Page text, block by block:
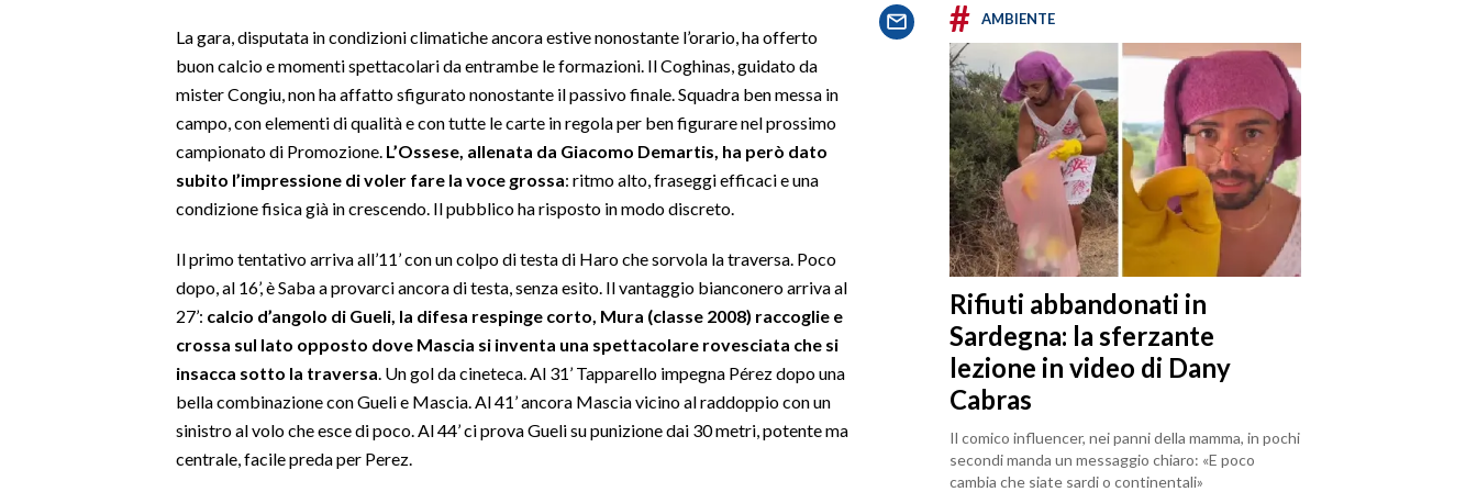
La gara, disputata in condizioni climatiche ancora estive nonostante l’orario, ha offerto
buon calcio e momenti spettacolari da entrambe le formazioni. Il Coghinas, guidato da
mister Congiu, non ha affatto sfigurato nonostante il passivo finale. Squadra ben messa in
campo, con elementi di qualità e con tutte le carte in regola per ben figurare nel prossimo
campionato di Promozione. L’Ossese, allenata da Giacomo Demartis, ha però dato
subito l’impressione di voler fare la voce grossa: ritmo alto, fraseggi efficaci e una
condizione fisica già in crescendo. Il pubblico ha risposto in modo discreto.
Il primo tentativo arriva all’11’ con un colpo di testa di Haro che sorvola la traversa. Poco
dopo, al 16’, è Saba a provarci ancora di testa, senza esito. Il vantaggio bianconero arriva al
27’: calcio d’angolo di Gueli, la difesa respinge corto, Mura (classe 2008) raccoglie e
crossa sul lato opposto dove Mascia si inventa una spettacolare rovesciata che si
insacca sotto la traversa. Un gol da cineteca. Al 31’ Tapparello impegna Pérez dopo una
bella combinazione con Gueli e Mascia. Al 41’ ancora Mascia vicino al raddoppio con un
sinistro al volo che esce di poco. Al 44’ ci prova Gueli su punizione dai 30 metri, potente ma
centrale, facile preda per Perez.
# AMBIENTE
Rifiuti abbandonati in
Sardegna: la sferzante
lezione in video di Dany
Cabras
Il comico influencer, nei panni della mamma, in pochi
secondi manda un messaggio chiaro: «E poco
cambia che siate sardi o continentali»